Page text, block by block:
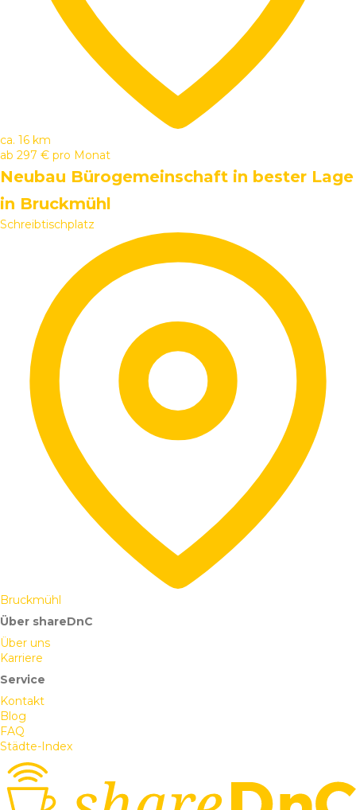
ca. 16 km
ab 297 € pro Monat
Neubau Bürogemeinschaft in bester Lage
in Bruckmühl
Schreibtischplatz
Bruckmühl
Über shareDnC
Über uns
Karriere
Service
Kontakt
Blog
FAQ
Städte-Index